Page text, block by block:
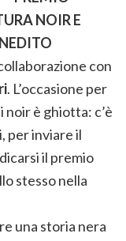
NOIR E
con
. L’occasione per
è ghiotta: c’è
per inviare il
il premio
stesso nella
una storia nera